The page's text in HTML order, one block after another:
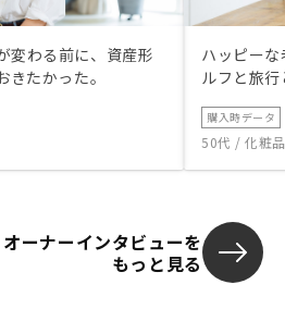
変わる前に、資産形
たかった。
ハッピー
ルフと旅
購入時データ
50代 / 化粧
オーナーインタビューを
もっと見る